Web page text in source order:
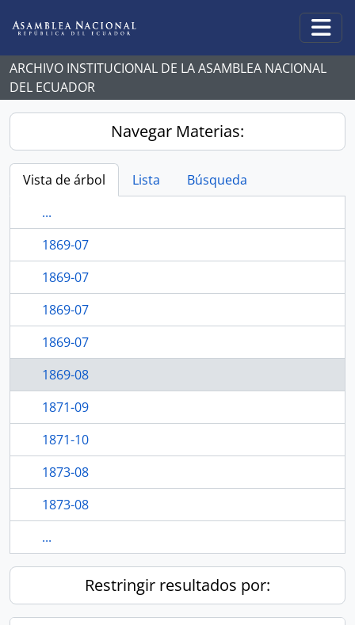
ARCHIVO INSTITUCIONAL DE LA ASAMBLEA NACIONAL
DEL ECUADOR
Navegar Materias:
Vista de árbol Lista
Búsqueda
...
1869-07
1869-07
1869-07
1869-07
1869-08
1871-09
1871-10
1873-08
1873-08
...
Restringir resultados por: